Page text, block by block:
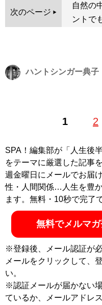
次のページ
自然の
ントで
1 2
ハントシンガー典子
の日系タウン誌編集長職に10
ー、旅、観光、歴史、バイリ
ー、コミック／イラストエッ
筆・寄稿する傍ら、米企業ウ
コピーライティング業にも従
地在住日本人ライターの組織「
記事一覧へ
SPA！編集部が「人生後
をテーマに厳選した記事
週金曜日にメールでお届
性・人間関係…人生を豊
ます。無料・10秒で完了
無料でメルマ
※登録後、メール認証が
メールをクリックして、
い。
※認証メールが届かない
ているか、メールアドレ